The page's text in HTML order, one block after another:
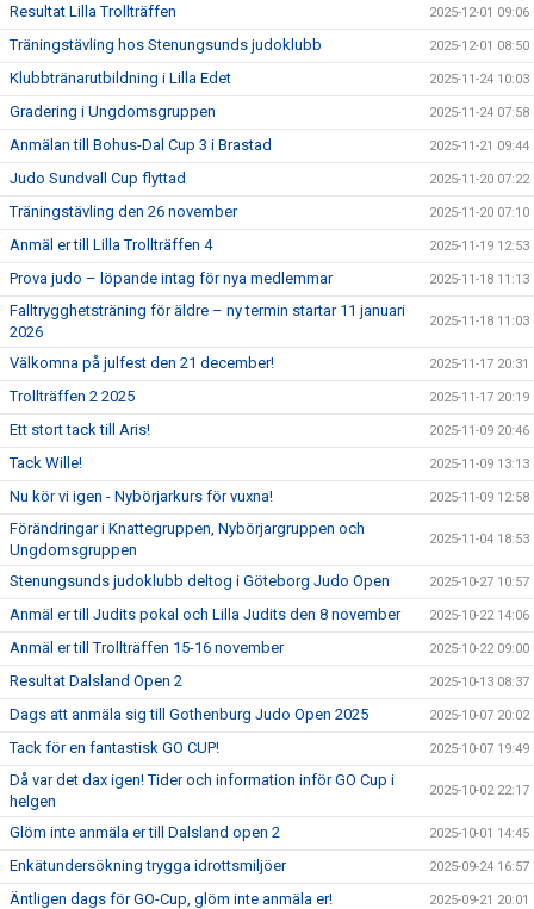
Resultat Lilla Trollträffen 2025-12-01 09:06
Träningstävling hos Stenungsunds judoklubb 2025-12-01 08:50
Klubbtränarutbildning i Lilla Edet 2025-11-24 10:03
Gradering i Ungdomsgruppen 2025-11-24 07:58
Anmälan till Bohus-Dal Cup 3 i Brastad 2025-11-21 09:44
Judo Sundvall Cup flyttad 2025-11-20 07:22
Träningstävling den 26 november 2025-11-20 07:10
Anmäl er till Lilla Trollträffen 4 2025-11-19 12:53
Prova judo – löpande intag för nya medlemmar 2025-11-18 11:13
Falltrygghetsträning för äldre – ny termin startar 11 januari
2026
2025-11-18 11:03
Välkomna på julfest den 21 december! 2025-11-17 20:31
Trollträffen 2 2025 2025-11-17 20:19
Ett stort tack till Aris! 2025-11-09 20:46
Tack Wille! 2025-11-09 13:13
Nu kör vi igen - Nybörjarkurs för vuxna! 2025-11-09 12:58
Förändringar i Knattegruppen, Nybörjargruppen och
Ungdomsgruppen
2025-11-04 18:53
Stenungsunds judoklubb deltog i Göteborg Judo Open 2025-10-27 10:57
Anmäl er till Judits pokal och Lilla Judits den 8 november 2025-10-22 14:06
Anmäl er till Trollträffen 15-16 november 2025-10-22 09:00
Resultat Dalsland Open 2 2025-10-13 08:37
Dags att anmäla sig till Gothenburg Judo Open 2025 2025-10-07 20:02
Tack för en fantastisk GO CUP! 2025-10-07 19:49
Då var det dax igen! Tider och information inför GO Cup i
helgen
2025-10-02 22:17
Glöm inte anmäla er till Dalsland open 2 2025-10-01 14:45
Enkätundersökning trygga idrottsmiljöer 2025-09-24 16:57
Äntligen dags för GO-Cup, glöm inte anmäla er! 2025-09-21 20:01